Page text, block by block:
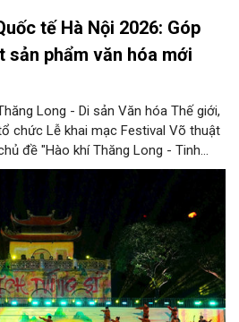
tế Hà Nội 2026: Góp
sản phẩm văn hóa mới
Long - Di sản Văn hóa Thế giới,
chức Lễ khai mạc Festival Võ thuật
đề "Hào khí Thăng Long - Tinh
được tổ chức, Festival đánh dấu
tế, góp phần tôn vinh truyền
bá hình ảnh Hà Nội và thúc đẩy
bạn bè thế giới.